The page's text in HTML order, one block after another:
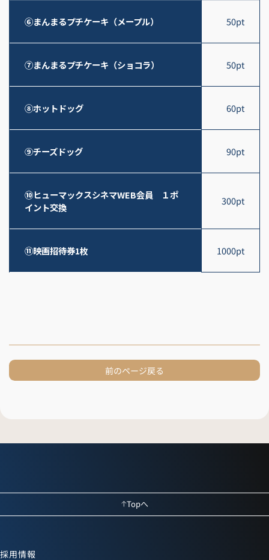
⑥まんまるプチケーキ（メープル） 50pt
⑦まんまるプチケーキ（ショコラ） 50pt
⑧ホットドッグ 60pt
⑨チーズドッグ 90pt
⑩ヒューマックスシネマWEB会員 １ポ
イント交換
300pt
⑪映画招待券1枚 1000pt
前のページ戻る
Topへ
採用情報